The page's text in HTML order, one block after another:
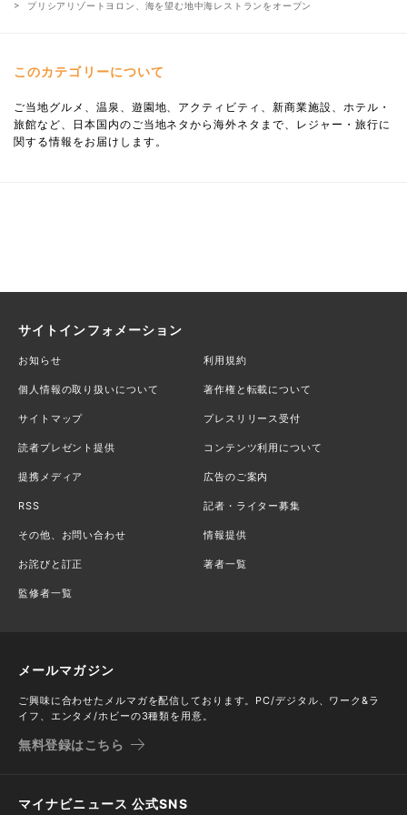
プリシアリゾートヨロン、海を望む地中海レストランをオープン
このカテゴリーについて
ご当地グルメ、温泉、遊園地、アクティビティ、新商業施設、ホテル・
旅館など、日本国内のご当地ネタから海外ネタまで、レジャー・旅行に
関する情報をお届けします。
サイトインフォメーション
お知らせ 利用規約
個人情報の取り扱いについて 著作権と転載について
サイトマップ プレスリリース受付
読者プレゼント提供 コンテンツ利用について
提携メディア 広告のご案内
RSS 記者・ライター募集
その他、お問い合わせ 情報提供
お詫びと訂正 著者一覧
監修者一覧
メールマガジン
ご興味に合わせたメルマガを配信しております。PC/デジタル、ワーク&ラ
イフ、エンタメ/ホビーの3種類を用意。
無料登録はこちら
マイナビニュース 公式SNS